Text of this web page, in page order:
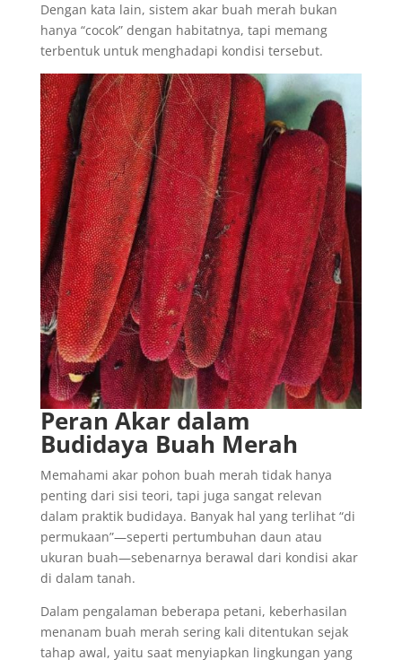
Dengan kata lain, sistem akar buah merah bukan
hanya “cocok” dengan habitatnya, tapi memang
terbentuk untuk menghadapi kondisi tersebut.
Peran Akar dalam
Budidaya Buah Merah
Memahami akar pohon buah merah tidak hanya
penting dari sisi teori, tapi juga sangat relevan
dalam praktik budidaya. Banyak hal yang terlihat “di
permukaan”—seperti pertumbuhan daun atau
ukuran buah—sebenarnya berawal dari kondisi akar
di dalam tanah.
Dalam pengalaman beberapa petani, keberhasilan
menanam buah merah sering kali ditentukan sejak
tahap awal, yaitu saat menyiapkan lingkungan yang